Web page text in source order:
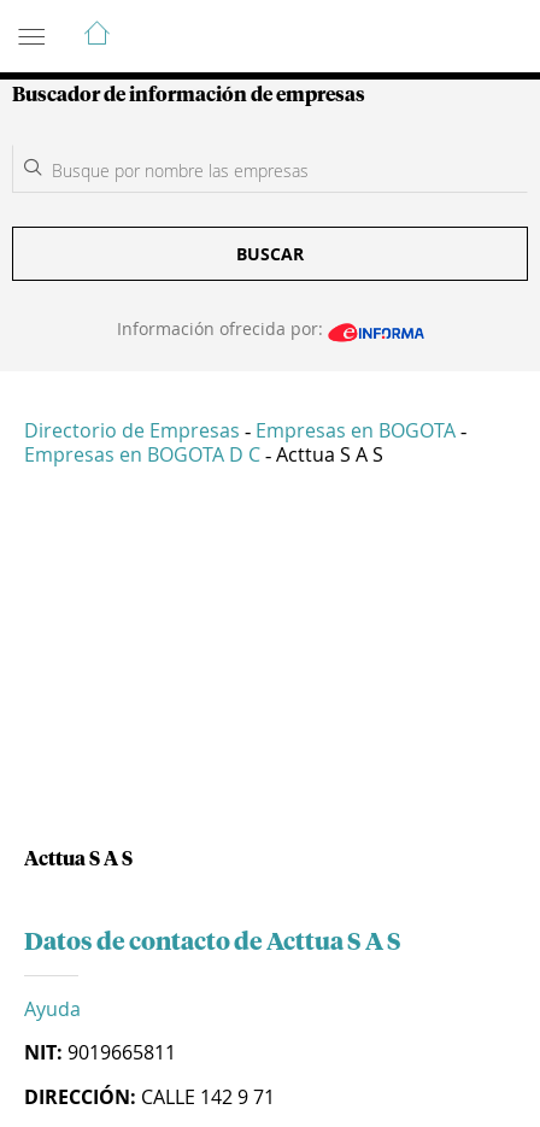
Guía de Empresas Colombianas
Buscador de información de empresas
BUSCAR
Información ofrecida por:
Directorio de Empresas - Empresas en BOGOTA -
Empresas en BOGOTA D C - Acttua S A S
Acttua S A S
Datos de contacto de Acttua S A S
Ayuda
NIT: 9019665811
DIRECCIÓN: CALLE 142 9 71